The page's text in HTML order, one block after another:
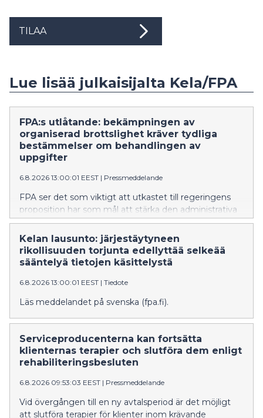
TILAA
Lue lisää julkaisijalta Kela/FPA
FPA:s utlåtande: bekämpningen av
organiserad brottslighet kräver tydliga
bestämmelser om behandlingen av
uppgifter
6.8.2026 13:00:01 EEST | Pressmeddelande
FPA ser det som viktigt att utkastet till regeringens
proposition har som mål att stärka den administrativa
bekämpningen av organiserad brottslighet och
informationsutbytet mellan myndigheterna.
Propositionen ger FPA bättre möjligheter att
upptäcka, förebygga och bekämpa organiserad
FPA anser dock att bestämmelserna om utlämnande,
behandling och utnyttjande av uppgifter måste
kompletteras för att lagstiftningen ska bilda en klar
helhet och trygga dataskyddet för enskilda personer.
FPA skulle i större utsträckning kunna delta i
bekämpningen av organiserad brottslighet FPA anser
att FPA som verkställare av den sociala tryggheten
förfogar över uppgifter som kan ha betydelse för
identifiering och bekämpning av organiserad
hänför sig till FPA:s förmåner har i vissa fall
Kelan lausunto: järjestäytyneen
rikollisuuden torjunta edellyttää selkeää
sääntelyä tietojen käsittelystä
6.8.2026 13:00:01 EEST | Tiedote
Läs meddelandet på svenska (fpa.fi).
Serviceproducenterna kan fortsätta
klienternas terapier och slutföra dem enligt
rehabiliteringsbesluten
6.8.2026 09:53:03 EEST | Pressmeddelande
Vid övergången till en ny avtalsperiod är det möjligt
att slutföra terapier för klienter inom krävande